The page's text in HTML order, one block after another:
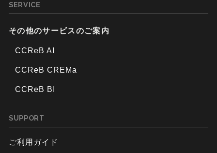
SERVICE
その他のサービスのご案内
CCReB AI
CCReB CREMa
CCReB BI
SUPPORT
ご利用ガイド